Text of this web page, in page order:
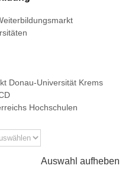
Donau-Universität Krems
Hochschulen
Auswahl aufheben